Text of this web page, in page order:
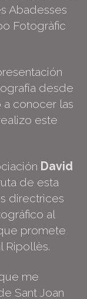
Abadesses
Fotogràfic
desde
a conocer las
este
David
de esta
directrices
al
promete
Ripollès.
me
Sant Joan